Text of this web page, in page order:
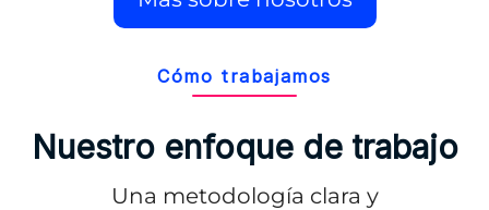
Cómo trabajamos
Nuestro enfoque de trabajo
Una metodología clara y